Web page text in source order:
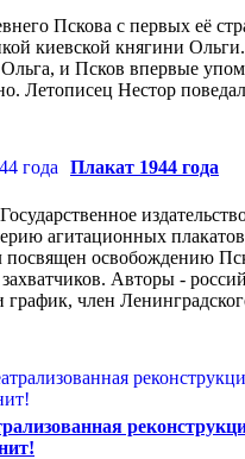
Пскова с первых её
киевской княгини
и Псков впервые
Летописец Нестор
Плакат 1944 года
агитационных
посвящен освобождению
Авторы -
член